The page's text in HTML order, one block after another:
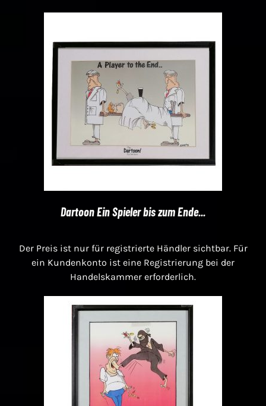
Dartoon Ein Spieler bis zum Ende...
Der Preis ist nur für registrierte Händler sichtbar. Für
ein Kundenkonto ist eine Registrierung bei der
Handelskammer erforderlich.